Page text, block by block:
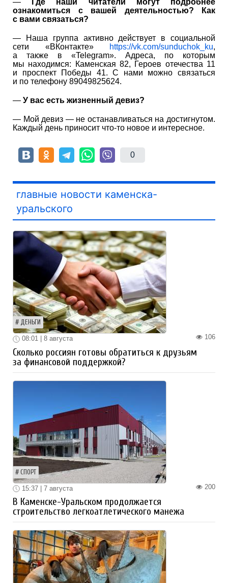
—
Где наши читатели могут подробнее
ознакомиться с вашей деятельностью? Как
с вами связаться?
— Наша группа активно действует в социальной
сети «ВКонтакте»
https://vk.com/sunduchok_ku,
а также в «Telegram». Адреса, по которым
мы находимся: Каменская 82, Героев отечества 11
и проспект Победы 41. С нами можно связаться
и по телефону 89049825624.
— У вас есть жизненный девиз?
— Мой девиз — не останавливаться на достигнутом.
Каждый день приносит что-то новое и интересное.
0
главные новости каменска-
уральского
ДЕНЬГИ
106
08:01 | 8 августа
Сколько россиян готовы обратиться к друзьям
за финансовой поддержкой?
СПОРТ
200
15:37 | 7 августа
В Каменске-Уральском продолжается
строительство легкоатлетического манежа